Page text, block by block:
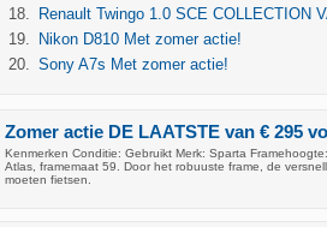
Renault Twingo 1.0 SCE COLLECTION
Nikon D810 Met zomer actie!
Sony A7s Met zomer actie!
Zomer actie DE LAATSTE van € 295
Kenmerken Conditie: Gebruikt Merk: Sparta
Atlas, framemaat 59. Door het robuuste frame, de
moeten fietsen.